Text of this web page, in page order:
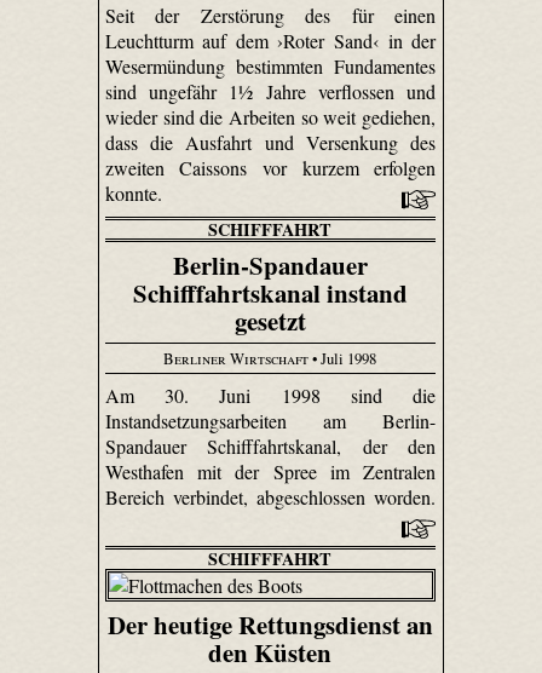
Seit der Zerstörung des für einen
Leuchtturm auf dem ›Roter Sand‹ in der
Wesermündung bestimmten Fundamentes
sind ungefähr 1½ Jahre verflossen und
wieder sind die Arbeiten so weit gediehen,
dass die Ausfahrt und Versenkung des
zweiten Caissons vor kurzem erfolgen
konnte.
SCHIFFFAHRT
Berlin-Spandauer
Schifffahrtskanal instand
gesetzt
Berliner Wirtschaft• Juli 1998
Am 30. Juni 1998 sind die
Instandsetzungsarbeiten am Berlin-
Spandauer Schifffahrtskanal, der den
Westhafen mit der Spree im Zentralen
Bereich verbindet, abgeschlossen worden.
SCHIFFFAHRT
Der heutige Rettungsdienst an
den Küsten